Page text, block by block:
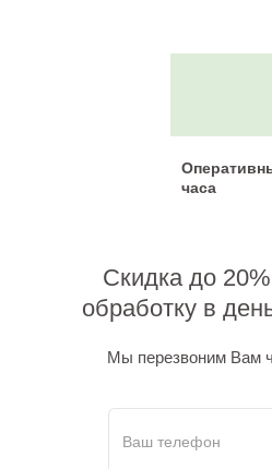
часа
Скидка до
обработку в
Мы перезвоним Вам